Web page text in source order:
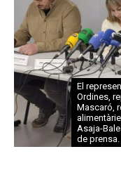
El
Ordines,
Mascaró,
Asaja-
de prensa.